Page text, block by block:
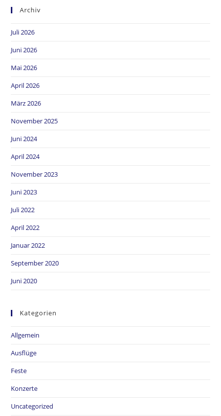
Archiv
Juli 2026
Juni 2026
Mai 2026
April 2026
März 2026
November 2025
Juni 2024
April 2024
November 2023
Juni 2023
Juli 2022
April 2022
Januar 2022
September 2020
Juni 2020
Kategorien
Allgemein
Ausflüge
Feste
Konzerte
Uncategorized